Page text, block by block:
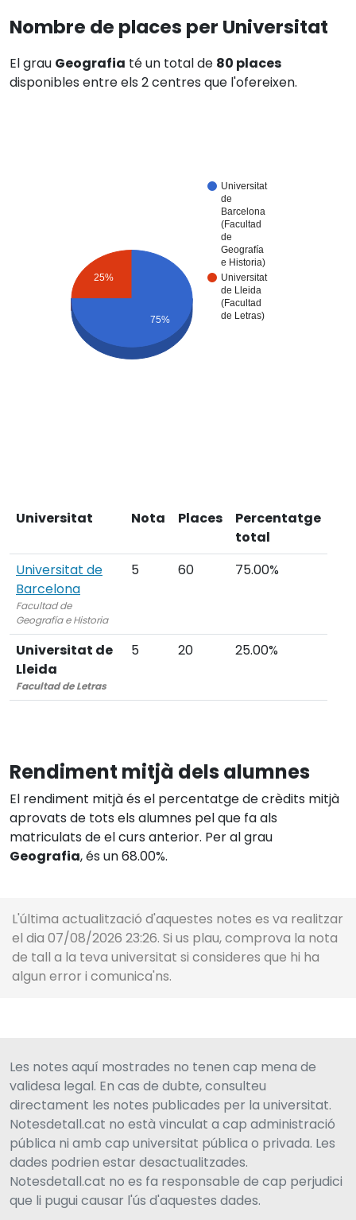
Nombre de places per Universitat
El grau Geografia té un total de 80 places
disponibles entre els 2 centres que l'ofereixen.
Universitat
de
Barcelona
(Facultad
de
Geografía
e Historia)
Universitat
de Lleida
(Facultad
de Letras)
25%
75%
Universitat Nota Places
Percentatge
total
Universitat de
Barcelona
Facultad de
Geografía e Historia
5 60 75.00%
Universitat de
Lleida
Facultad de Letras
5 20 25.00%
Rendiment mitjà dels alumnes
El rendiment mitjà és el percentatge de crèdits mitjà
aprovats de tots els alumnes pel que fa als
matriculats de el curs anterior. Per al grau
Geografia, és un 68.00%.
L'última actualització d'aquestes notes es va realitzar
el dia 07/08/2026 23:26. Si us plau, comprova la nota
de tall a la teva universitat si consideres que hi ha
algun error i comunica'ns.
Les notes aquí mostrades no tenen cap mena de
validesa legal. En cas de dubte, consulteu
directament les notes publicades per la universitat.
Notesdetall.cat no està vinculat a cap administració
pública ni amb cap universitat pública o privada. Les
dades podrien estar desactualitzades.
Notesdetall.cat no es fa responsable de cap perjudici
que li pugui causar l'ús d'aquestes dades.